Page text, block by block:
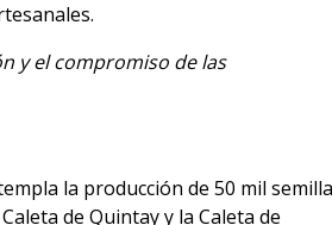
y el compromiso de las
la producción de 50 mil
de Quintay y la Caleta de